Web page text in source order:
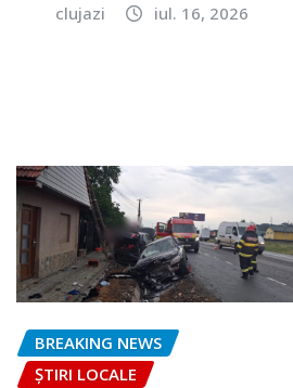
clujazi iul. 16, 2026
BREAKING NEWS
ȘTIRI LOCALE